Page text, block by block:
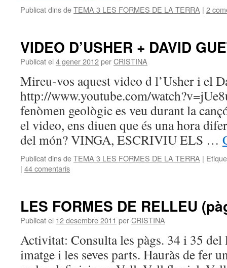
Publicat dins deTEMA 3 LES FORMES DE LA TERRA | 2
VIDEO D’USHER + DAVID
Publicat el 4 gener 2012perCRISTINA
Mireu-vos aquest video d l’Usher i el
http://www.youtube.com/
fenòmen geològic es veu durant la
el video, ens diuen que és una hora
del món? VINGA, ESCRIVIU ELS …
Publicat dins deTEMA 3 LES FORMES DE LA TERRA |
| 44 comentaris
LES FORMES DE RELLEU
Publicat el 12 desembre 2011 perCRISTINA
Activitat: Consulta les pàgs. 34 i 35
imatge i les seves parts. Hauràs de fer